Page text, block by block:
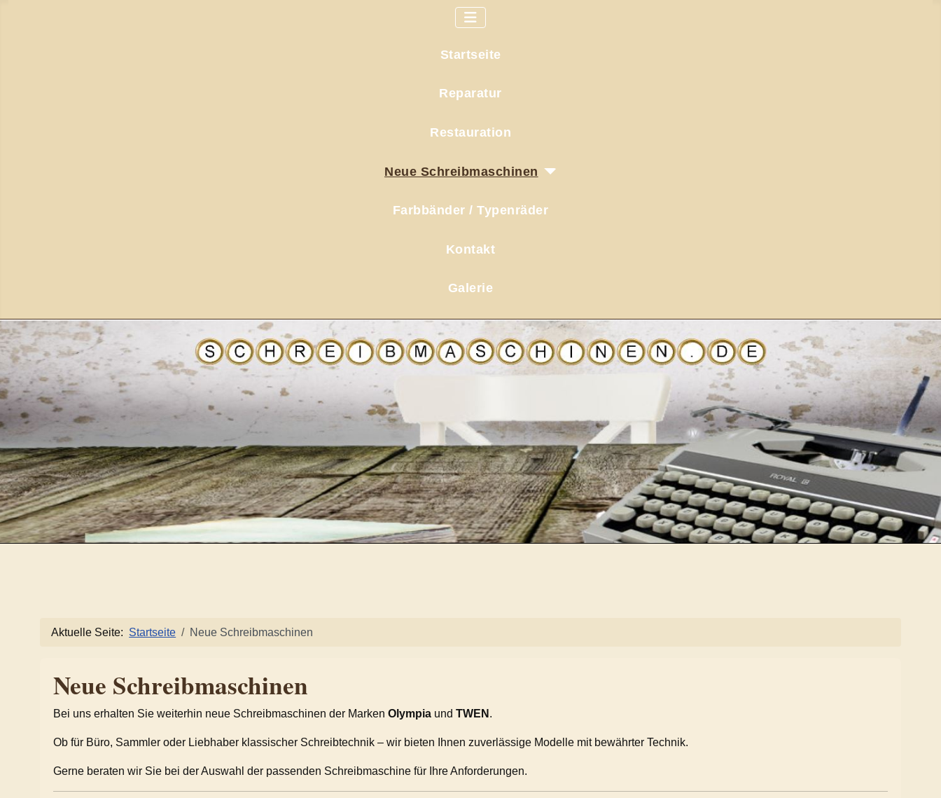
Startseite
Reparatur
Restauration
Neue Schreibmaschinen
Farbbänder / Typenräder
Kontakt
Galerie
Aktuelle Seite: Startseite Neue Schreibmaschinen
Neue Schreibmaschinen
Bei uns erhalten Sie weiterhin neue Schreibmaschinen der MarkenOlympia undTWEN .
Ob für Büro, Sammler oder Liebhaber klassischer Schreibtechnik – wir bieten Ihnen zuverlässige Modelle mit bewährter Technik.
Gerne beraten wir Sie bei der Auswahl der passenden Schreibmaschine für Ihre Anforderungen.